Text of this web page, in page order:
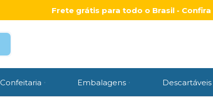
Frete grátis para todo o Brasil -
Confeitaria Embalagens Descartáveis